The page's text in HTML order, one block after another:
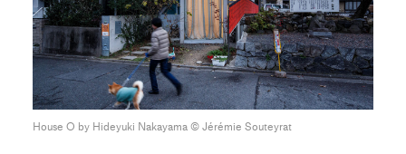
House O by Hideyuki Nakayama © Jérémie Souteyrat